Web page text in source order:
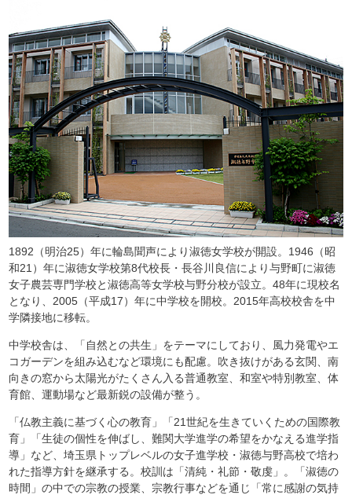
1892（明治25）年に輪島聞声により淑徳女学校が開設。1946（昭
和21）年に淑徳女学校第8代校長・長谷川良信により与野町に淑徳
女子農芸専門学校と淑徳高等女学校与野分校が設立。48年に現校名
となり、2005（平成17）年に中学校を開校。2015年高校校舎を中
学隣接地に移転。
中学校舎は、「自然との共生」をテーマにしており、風力発電やエ
コガーデンを組み込むなど環境にも配慮。吹き抜けがある玄関、南
向きの窓から太陽光がたくさん入る普通教室、和室や特別教室、体
育館、運動場など最新鋭の設備が整う。
「仏教主義に基づく心の教育」「21世紀を生きていくための国際教
育」「生徒の個性を伸ばし、難関大学進学の希望をかなえる進学指
導」など、埼玉県トップレベルの女子進学校・淑徳与野高校で培わ
れた指導方針を継承する。校訓は「清純・礼節・敬虔」。「淑徳の
時間」の中での宗教の授業、宗教行事などを通じ「常に感謝の気持